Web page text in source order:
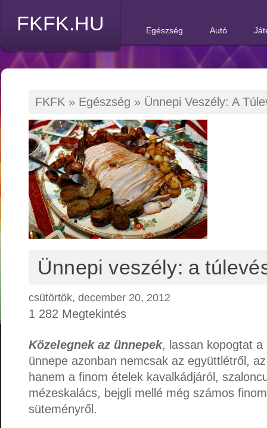
FKFK.HU Egészség Autó
FKFK » Egészség » Ünnepi Veszély: A
Ünnepi veszély: a
csütörtök, december 20, 2012
1 282 Megtekintés
Közelegnek az ünnepek, lassan kopogtat a
ünnepe azonban nemcsak az együttlétről,
hanem a finom ételek kavalkádjáról,
mézeskalács, bejgli mellé még számos
süteményről.